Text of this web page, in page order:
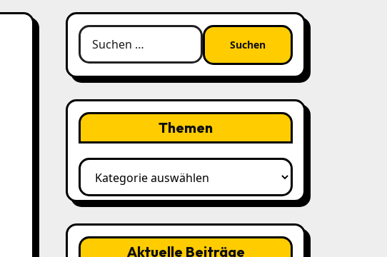
Suchen
nach:
Themen
Themen
Aktuelle Beiträge